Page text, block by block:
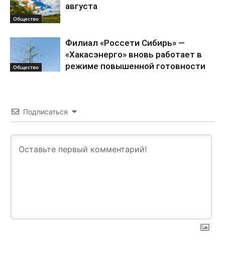
Общество
августа
Общество
Филиал «Россети Сибирь» —
«Хакасэнерго» вновь работает в
режиме повышенной готовности
Подписаться